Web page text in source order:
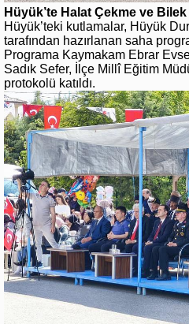
Hüyük’te Halat Çekme ve
Hüyük’teki kutlamalar, Hüyük
tarafından hazırlanan saha
Programa Kaymakam Ebrar
Sadık Sefer, İlçe Millî Eğitim
protokolü katıldı.